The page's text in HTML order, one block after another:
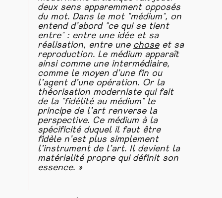
deux sens apparemment opposés
du mot. Dans le mot "médium", on
entend d’abord "ce qui se tient
entre" : entre une idée et sa
réalisation, entre une choseet sa
reproduction. Le médium apparaît
ainsi comme une intermédiaire,
comme le moyen d’une fin ou
l’agent d’une opération. Or la
théorisation moderniste qui fait
de la "fidélité au médium" le
principe de l’art renverse la
perspective. Ce médium à la
spécificité duquel il faut être
fidèle n’est plus simplement
l’instrument de l’art. Il devient la
matérialité propre qui définit son
essence. »